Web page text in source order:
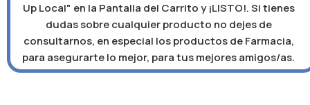
Up Local" en la Pantalla del Carrito y ¡LISTO!. Si tienes
dudas sobre cualquier producto no dejes de
consultarnos, en especial los productos de Farmacia,
para asegurarte lo mejor, para tus mejores amigos/as.